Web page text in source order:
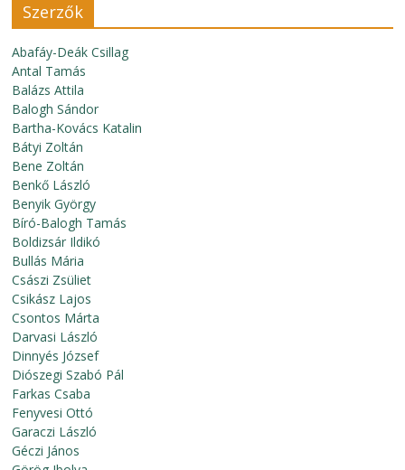
Szerzők
Abafáy-Deák Csillag
Antal Tamás
Balázs Attila
Balogh Sándor
Bartha-Kovács Katalin
Bátyi Zoltán
Bene Zoltán
Benkő László
Benyik György
Bíró-Balogh Tamás
Boldizsár Ildikó
Bullás Mária
Császi Zsüliet
Csikász Lajos
Csontos Márta
Darvasi László
Dinnyés József
Diószegi Szabó Pál
Farkas Csaba
Fenyvesi Ottó
Garaczi László
Géczi János